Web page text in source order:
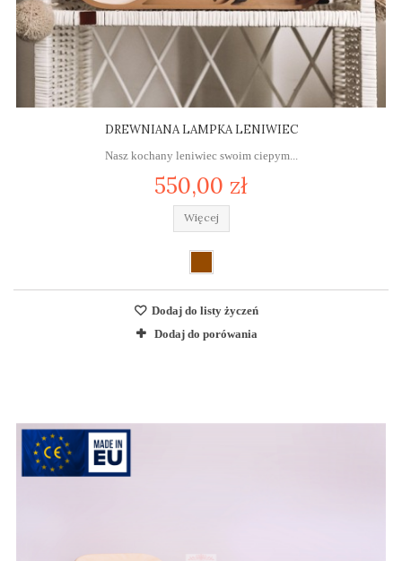
DREWNIANA LAMPKA LENIWIEC
Nasz kochany leniwiec swoim ciepym...
550,00 zł
Więcej
Dodaj do listy życzeń
Dodaj do porówania